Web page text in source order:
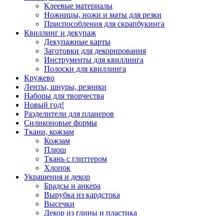
Клеевые материалы
Ножницы, ножи и маты для резки
Приспособления для скрапбукинга
Квиллинг и декупаж
Декупажные карты
Заготовки для декорирования
Инструменты для квиллинга
Полоски для квиллинга
Кружево
Ленты, шнуры, резинки
Наборы для творчества
Новый год!
Разделители для планеров
Силиконовые формы
Ткани, кожзам
Кожзам
Плюш
Ткань с глиттером
Хлопок
Украшения и декор
Брадсы и анкера
Вырубка из кардстока
Высечки
Декор из глины и пластика